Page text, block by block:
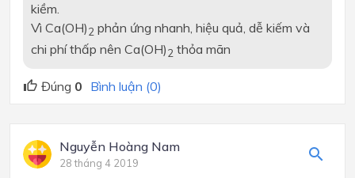
kiềm.
Vì Ca(OH)2 phản ứng nhanh, hiệu quả, dễ kiếm và
chi phí thấp nên Ca(OH)2 thỏa mãn
Đúng 0 Bình luận (0)
Nguyễn Hoàng Nam
28 tháng 4 2019